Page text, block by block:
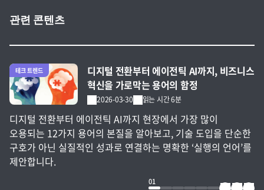
관련 콘텐츠
전체 글 보기
테크 트렌드
2026-03-30 읽는 시간 6분
디지털 전환부터 에이전틱 AI까지, 비즈니스
혁신을 가로막는 용어의 함정
디지털 전환부터 에이전틱 AI까지 현장에서 가장 많이
오용되는 12가지 용어의 본질을 알아보고, 기술 도입을 단순한
구호가 아닌 실질적인 성과로 연결하는 명확한 ‘실행의 언어’를
제안합니다.
01